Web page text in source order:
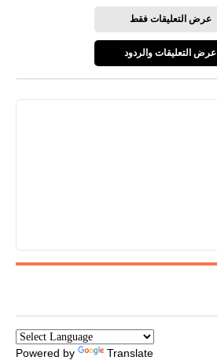
عرض التعليقات فقط
عرض التعليقات والردود
Powered by Translate